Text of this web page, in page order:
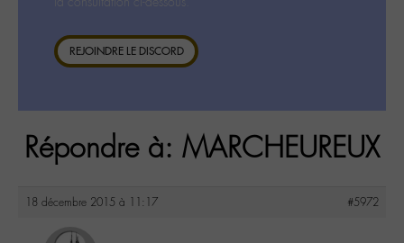
REJOINDRE LE DISCORD
Répondre à: MARCHEUREUX
18 décembre 2015 à 11:17 #5972